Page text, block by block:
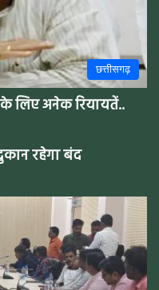
छत्तीसगढ़
लिए अनेक रियायतें..
रहेगा बंद